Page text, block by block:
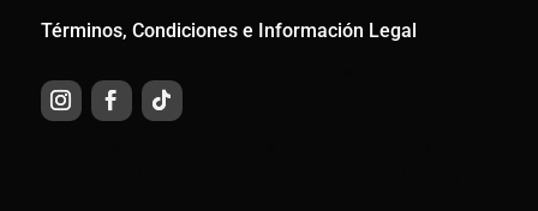
Términos, Condiciones e Información Legal